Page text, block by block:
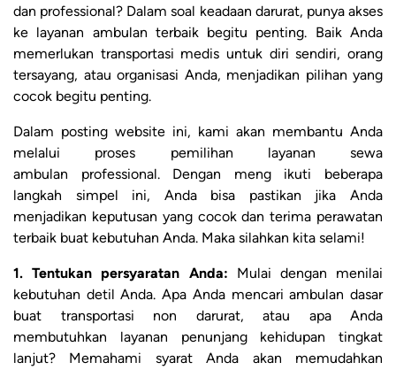
dan professional? Dalam soal keadaan darurat, punya akses
ke layanan ambulan terbaik begitu penting. Baik Anda
memerlukan transportasi medis untuk diri sendiri, orang
tersayang, atau organisasi Anda, menjadikan pilihan yang
cocok begitu penting.
Dalam posting website ini, kami akan membantu Anda
melalui proses pemilihan layanan sewa
ambulan professional. Dengan meng ikuti beberapa
langkah simpel ini, Anda bisa pastikan jika Anda
menjadikan keputusan yang cocok dan terima perawatan
terbaik buat kebutuhan Anda. Maka silahkan kita selami!
1. Tentukan persyaratan Anda: Mulai dengan menilai
kebutuhan detil Anda. Apa Anda mencari ambulan dasar
buat transportasi non darurat, atau apa Anda
membutuhkan layanan penunjang kehidupan tingkat
lanjut? Memahami syarat Anda akan memudahkan